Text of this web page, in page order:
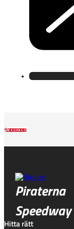
Piraterna
Speedway
Hitta rätt